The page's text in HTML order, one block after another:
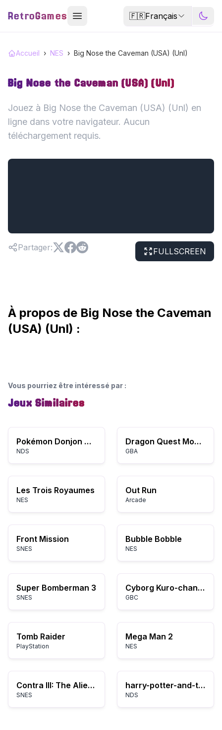
RetroGames 🇫🇷Français
Accueil › NES › Big Nose the Caveman (USA) (Unl)
Big Nose the Caveman (USA) (Unl)
Jouez à Big Nose the Caveman (USA) (Unl) en
ligne dans votre navigateur. Aucun
téléchargement requis.
Partager: FULLSCREEN
À propos de Big Nose the Caveman
(USA) (Unl) :
Vous pourriez être intéressé par :
Jeux Similaires
Pokémon Donjon Mystère : Explorateurs du Ciel
NDS
Dragon Quest Monsters: Caravan Heart
GBA
Les Trois Royaumes
NES
Out Run
Arcade
Front Mission
SNES
Bubble Bobble
NES
Super Bomberman 3
SNES
Cyborg Kuro-chan: Devil Fukkatsu!!
GBC
Tomb Raider
PlayStation
Mega Man 2
NES
Contra III: The Alien Wars
SNES
harry-potter-and-the-deathly-hallows-part-1
NDS